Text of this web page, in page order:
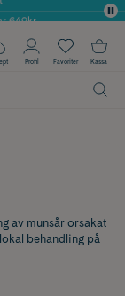
649kr
Profil Favoriter Kassa
av munsår orsakat
behandling på